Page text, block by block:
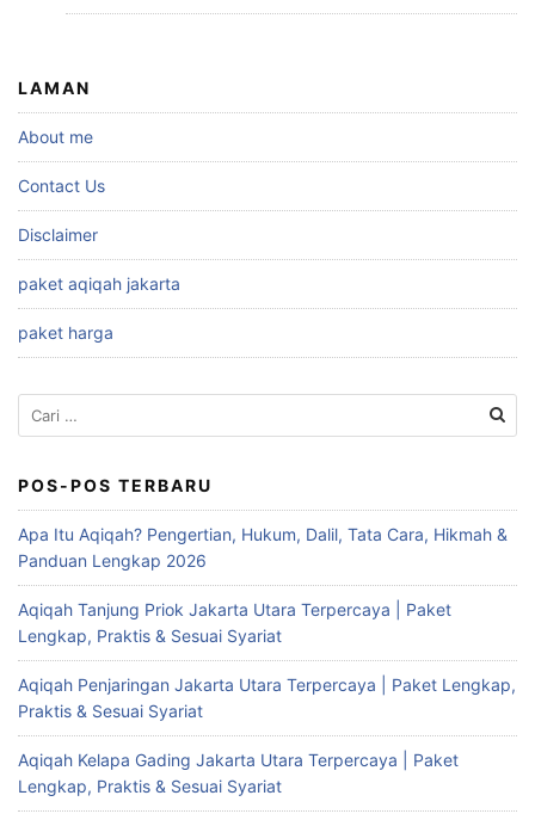
LAMAN
About me
Contact Us
Disclaimer
paket aqiqah jakarta
paket harga
Cari
untuk:
POS-POS TERBARU
Apa Itu Aqiqah? Pengertian, Hukum, Dalil, Tata Cara, Hikmah &
Panduan Lengkap 2026
Aqiqah Tanjung Priok Jakarta Utara Terpercaya | Paket
Lengkap, Praktis & Sesuai Syariat
Aqiqah Penjaringan Jakarta Utara Terpercaya | Paket Lengkap,
Praktis & Sesuai Syariat
Aqiqah Kelapa Gading Jakarta Utara Terpercaya | Paket
Lengkap, Praktis & Sesuai Syariat